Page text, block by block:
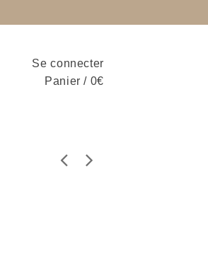
Se connecter
Panier / 0€